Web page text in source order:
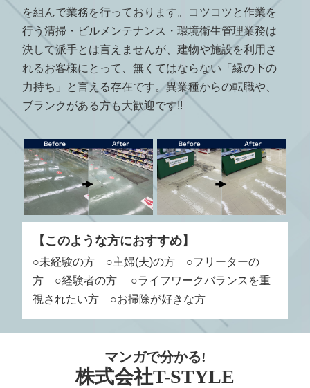
を組んで業務を行っております。コツコツと作業を
行う清掃・ビルメンテナンス・環境衛生管理業務は
決して派手とは言えませんが、建物や施設を利用さ
れるお客様にとって、無くてはならない「縁の下の
力持ち」と言える存在です。異業種からの転職や、
ブランクがある方も大歓迎です!!
【このような方におすすめ】
○未経験の方 ○主婦(夫)の方 ○フリーターの
方 ○経験者の方
○ライフワークバランスを重
視されたい方 ○お掃除が好きな方
マンガで分かる!
株式会社T-STYLE